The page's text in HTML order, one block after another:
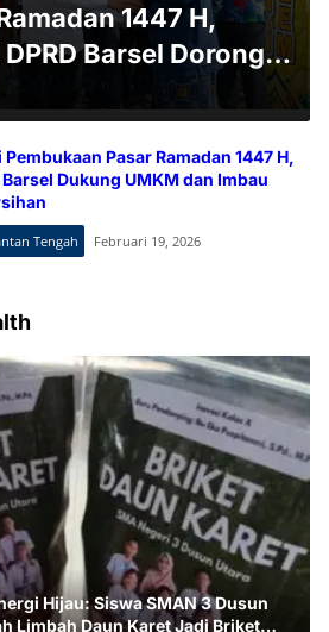
1447 H,
Barsel Dorong
Pembukaan Pasar Ramadan 1447 H,
Barsel Dukung UMKM dan Imbau
Tengah Februari 19, 2026
Hijau: Siswa SMAN 3 Dusun
Limbah Daun Karet Jadi Briket